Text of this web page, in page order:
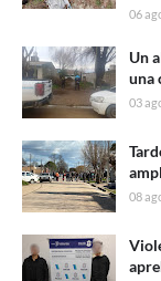
06
Un
una
03
08